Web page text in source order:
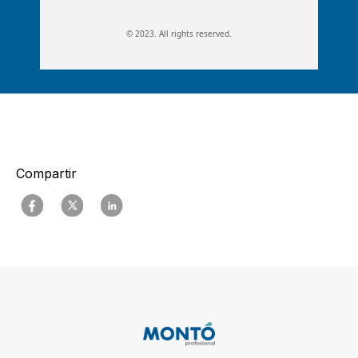
© 2023. All rights reserved.
Compartir